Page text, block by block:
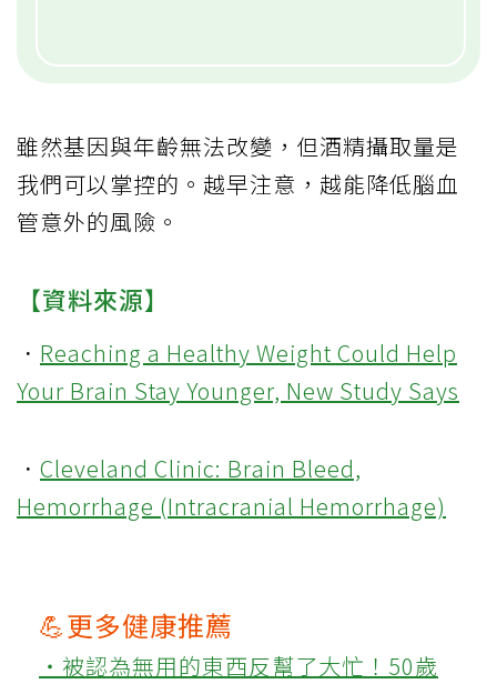
雖然基因與年齡無法改變，但酒精攝取量是
我們可以掌控的。越早注意，越能降低腦血
管意外的風險。
【資料來源】
． Reaching a Healthy Weight Could Help
Your Brain Stay Younger, New Study Says
． Cleveland Clinic: Brain Bleed,
Hemorrhage (Intracranial Hemorrhage)
💪更多健康推薦
‧被認為無用的東西反幫了大忙！50歲